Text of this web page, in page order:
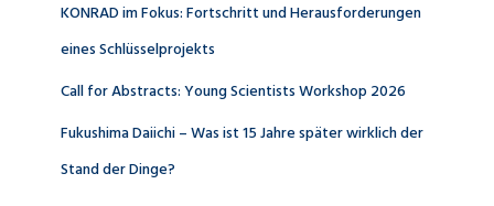
KONRAD im Fokus: Fortschritt und Herausforderungen
eines Schlüsselprojekts
Call for Abstracts: Young Scientists Workshop 2026
Fukushima Daiichi – Was ist 15 Jahre später wirklich der
Stand der Dinge?